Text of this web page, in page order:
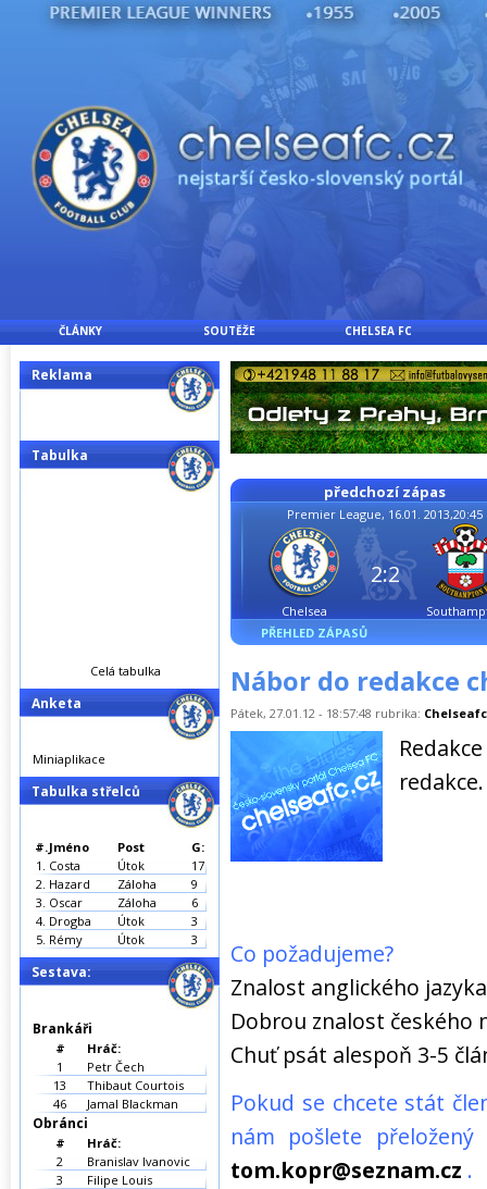
ČLÁNKY SOUTĚŽE CHELSEA FC
předchozí zápas
Premier League, 16.01. 2013,20:45
Chelsea
2:2
PŘEHLED ZÁPASŮ
Nábor do redakce
Pátek, 27.01.12 - 18:57:48 rubrika:
Co požadujeme?
Znalost anglického jazyka
Dobrou znalost českého
Chuť psát alespoň 3-5
Pokud se chcete stát
nám pošlete
tom.kopr@seznam.cz .
Reklama
Tabulka
Celá tabulka
Anketa
Miniaplikace
Tabulka střelců
#.Jméno Post
G:
1. Costa Útok
17
2. Hazard Záloha
9
3. Oscar Záloha
6
4. Drogba Útok
3
5. Rémy Útok 3
Sestava:
Brankáři
#
Hráč:
1
Petr Čech
13
Thibaut Courtois
46
Jamal Blackman
Obránci
#
Hráč:
2
Branislav Ivanovic
3
Filipe Louis